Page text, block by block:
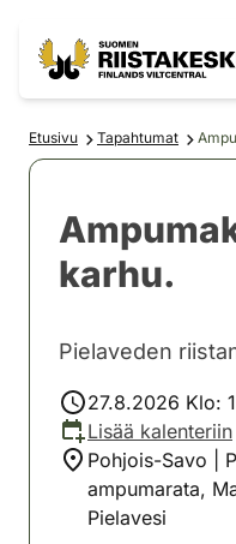
Etusivu Tapahtumat
karhu.
Pielaveden
27.8.2026 Klo:
Lisää kalenteriin
Pohjois-Savo |
ampumarata,
Pielavesi